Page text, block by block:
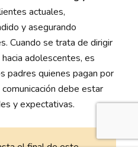
actuales,
y asegurando
Cuando se trata de dirigir
adolescentes, es
padres quienes pagan por
debe estar
y expectativas.